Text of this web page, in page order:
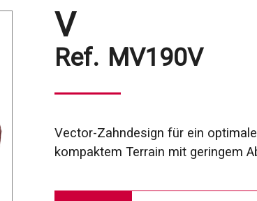
V
Ref. MV190V
Vector-Zahndesign für ein
kompaktem Terrain mit geringem